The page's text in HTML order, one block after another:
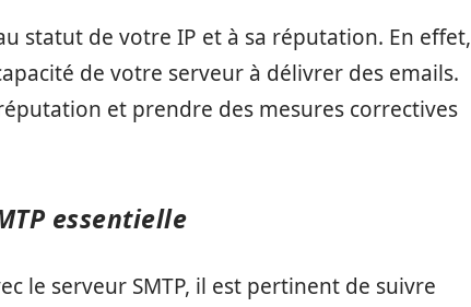
statut de votre IP et à sa réputation. En effet,
de votre serveur à délivrer des emails.
et prendre des mesures correctives
essentielle
le serveur SMTP, il est pertinent de suivre